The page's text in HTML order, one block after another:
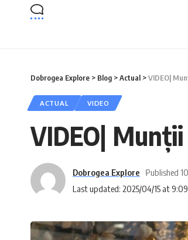
Dobrogea Explore > Blog >Actual >VIDEO|
ACTUAL VIDEO
VIDEO|
Last updated: 2025/04/15 at
Dobrogea Explore Published